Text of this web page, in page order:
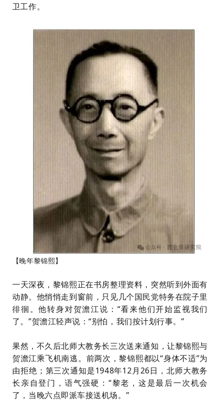
卫工作。
【晚年黎锦熙】
一天深夜，黎锦熙正在书房整理资料，突然听到外面有
动静。他悄悄走到窗前，只见几个国民党特务在院子里
徘徊。他转身对贺澹江说：“看来他们开始监视我们
了。”贺澹江轻声说：“别怕，我们按计划行事。”
果然，不久后北师大教务长三次送来通知，让黎锦熙与
贺澹江乘飞机南逃。前两次，黎锦熙都以“身体不适”为
由拒绝；第三次通知是1948年12月26日，北师大教务
长亲自登门，语气强硬：“黎老，这是最后一次机会
了，当晚六点即派车接送机场。”